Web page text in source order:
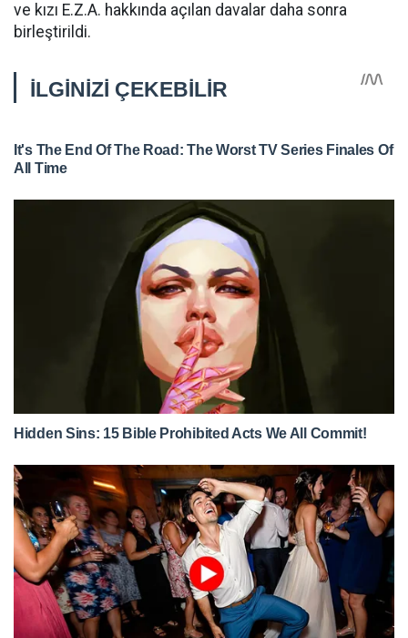
ve kızı E.Z.A. hakkında açılan davalar daha sonra
birleştirildi.